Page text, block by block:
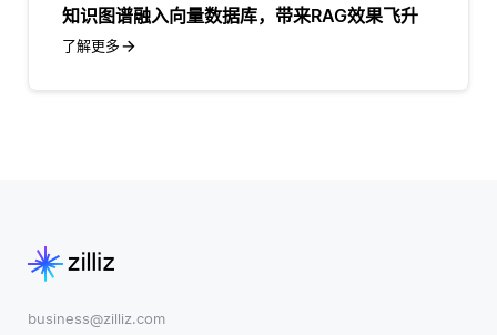
知识图谱融入向量数据库，带来RAG效果飞升
了解更多
business@zilliz.com